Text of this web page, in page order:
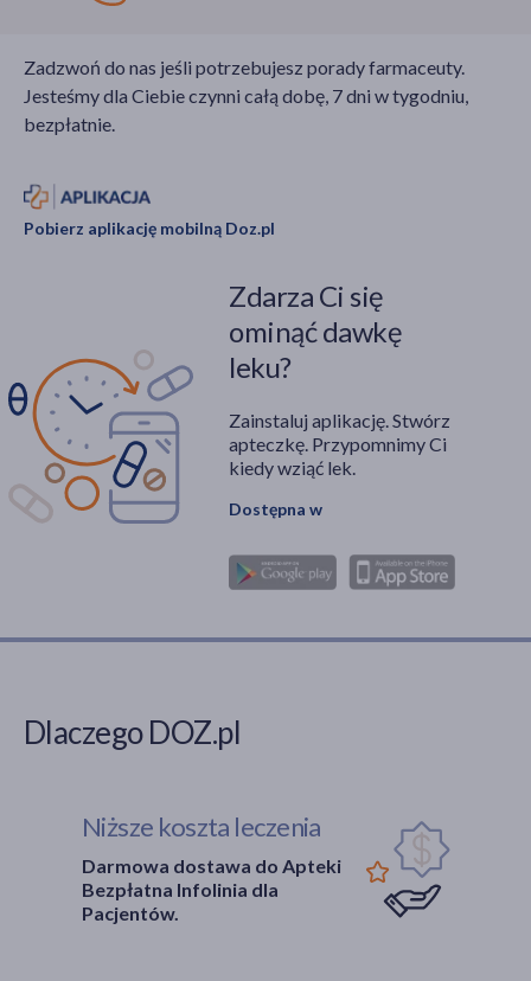
Zadzwoń do nas jeśli potrzebujesz porady farmaceuty.
Jesteśmy dla Ciebie czynni całą dobę, 7 dni w tygodniu,
bezpłatnie.
Pobierz aplikację mobilną Doz.pl
Zdarza Ci się
ominąć dawkę
leku?
Zainstaluj aplikację. Stwórz
apteczkę. Przypomnimy Ci
kiedy wziąć lek.
Dostępna w
Dlaczego DOZ.pl
Niższe koszta leczenia
Darmowa dostawa do Apteki
Bezpłatna Infolinia dla
Pacjentów.